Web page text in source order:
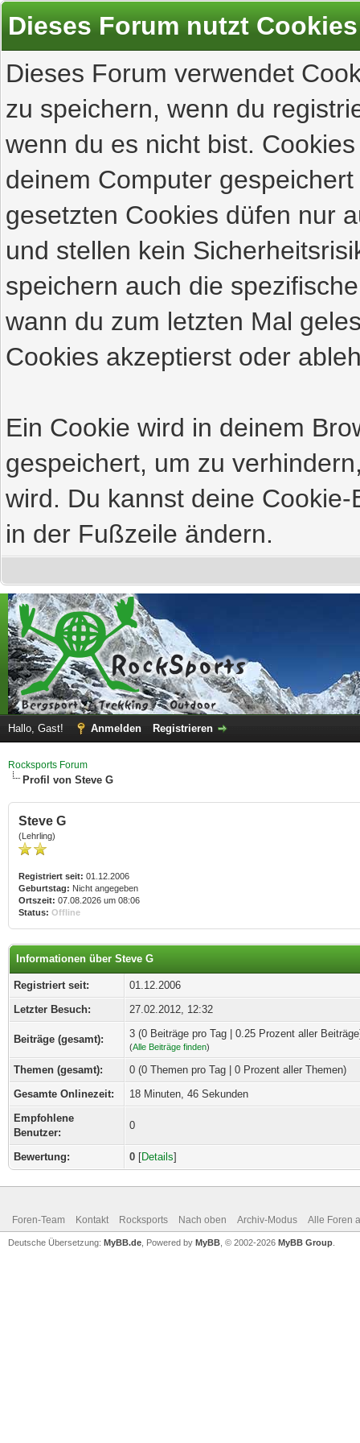
Dieses Forum nutzt Cookies
Dieses Forum verwendet
zu speichern, wenn du
wenn du es nicht bist.
deinem Computer
gesetzten Cookies düfen nur
und stellen kein
speichern auch die
wann du zum letzten Mal
Cookies akzeptierst oder
Ein Cookie wird in deinem
gespeichert, um zu
wird. Du kannst deine
in der Fußzeile ändern.
Hallo, Gast! Anmelden Registrieren
Rocksports Forum
Profil von Steve G
Steve G
(Lehrling)
Registriert seit: 01.12.2006
Geburtstag: Nicht angegeben
Ortszeit: 07.08.2026 um 08:06
Status: Offline
Informationen über Steve G
Registriert seit:
01.12.2006
Letzter Besuch:
27.02.2012, 12:32
Beiträge (gesamt): 3 (0 Beiträge pro Tag | 0.25 Prozent aller
(Alle Beiträge finden)
Themen (gesamt):
0 (0 Themen pro Tag | 0 Prozent aller Themen)
Gesamte Onlinezeit:
18 Minuten, 46 Sekunden
Empfohlene
Benutzer:
0
Bewertung: 0 [Details]
Foren-Team Kontakt Rocksports Nach oben Archiv-Modus Alle Foren
Deutsche Übersetzung: MyBB.de , Powered by MyBB , © 2002-2026 MyBB Group